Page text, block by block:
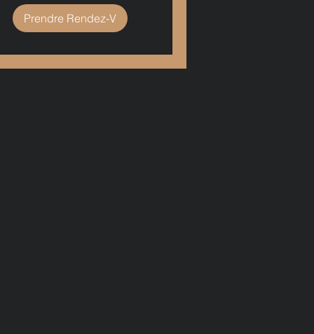
Prendre Rendez-V